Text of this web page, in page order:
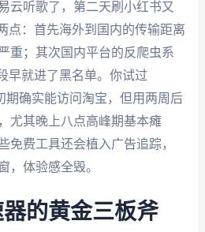
云听歌了，第二天刷小红书又
点：首先海外到国内的传输距离
重；其次国内平台的反爬虫系
早就进了黑名单。你试过
期确实能访问淘宝，但用两周后
尤其晚上八点高峰期基本瘫
免费工具还会植入广告追踪，
，体验感全毁。
的黄金三板斧